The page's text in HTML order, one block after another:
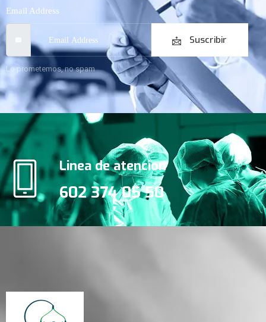
Email Address
Suscribir
Lo prometemos, no spam
Linea de atencion
602 374 05 50